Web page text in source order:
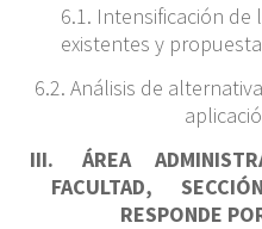
6.1. Intensificación
existentes y
6.2. Análisis de
III. ÁREA
FACULTAD,
RESPONDE